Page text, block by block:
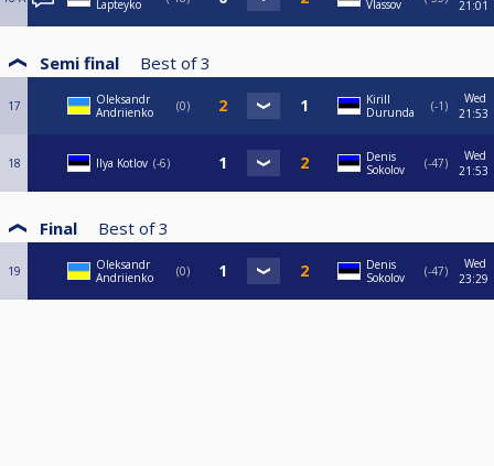
Lapteyko
Vlassov
21:01
Semi final Best of 3
17
Oleksandr
Andriienko
0
Kirill
Durunda
-1
Wed
21:53
18 Ilya Kotlov -6
Denis
Sokolov
-47
Wed
21:53
Final Best of 3
19
Oleksandr
Andriienko
0
Denis
Sokolov
-47
Wed
23:29